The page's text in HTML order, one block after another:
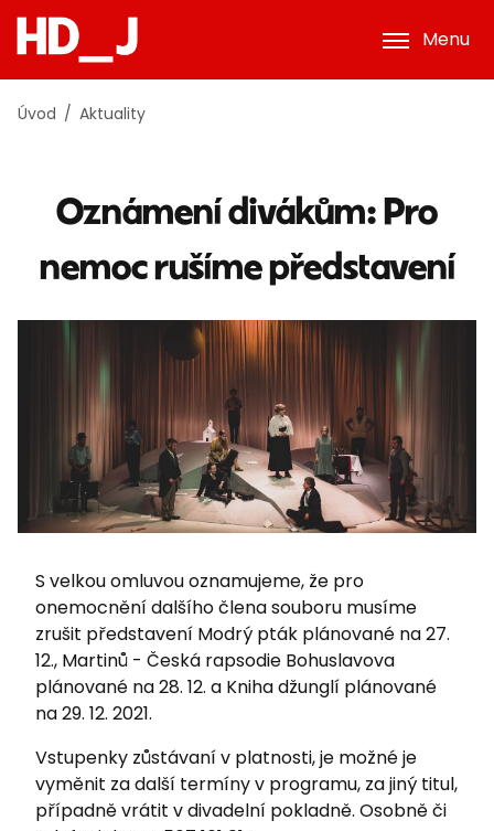
Menu
Úvod Aktuality
Oznámení divákům: Pro
nemoc rušíme představení
S velkou omluvou oznamujeme, že pro
onemocnění dalšího člena souboru musíme
zrušit představení Modrý pták plánované na 27.
12., Martinů - Česká rapsodie Bohuslavova
plánované na 28. 12. a Kniha džunglí plánované
na 29. 12. 2021.
Vstupenky zůstávaní v platnosti, je možné je
vyměnit za další termíny v programu, za jiný titul,
případně vrátit v divadelní pokladně. Osobně či